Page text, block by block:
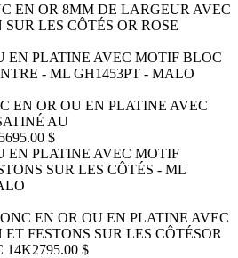
EN OR 8MM DE LARGEUR AVEC
LES CÔTÉS OR ROSE
EN OR OU EN PLATINE AVEC
AU
5695.00 $
EN OR OU EN PLATINE AVEC
FESTONS SUR LES CÔTÉSOR
14K2795.00 $